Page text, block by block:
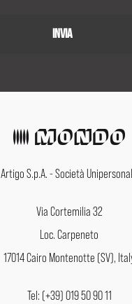
Artigo S.p.A. - Società
Via Cortemilia 32
Loc. Carpeneto
17014 Cairo Montenotte (SV),
Tel: (+39) 019 50 90 11